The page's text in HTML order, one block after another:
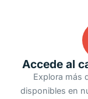
Accede al
Explora más
disponibles en